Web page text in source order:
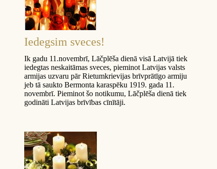
Iedegsim sveces!
Ik gadu 11.novembrī, Lāčplēša dienā visā Latvijā tiek
iedegtas neskaitāmas sveces, pieminot Latvijas valsts
armijas uzvaru pār Rietumkrievijas brīvprātīgo armiju
jeb tā saukto Bermonta karaspēku 1919. gada 11.
novembrī. Pieminot šo notikumu, Lāčplēša dienā tiek
godināti Latvijas brīvības cīnītāji.